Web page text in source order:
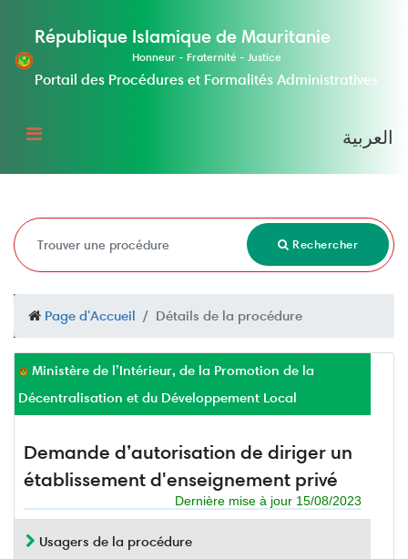
République Islamique de Mauritanie
Honneur - Fraternité - Justice
Portail des Procédures et Formalités Administratives
العربية
Rechercher
Page d'Accueil Détails de la procédure
Ministère de l’Intérieur, de la Promotion de la
Décentralisation et du Développement Local
Demande d’autorisation de diriger un
établissement d'enseignement privé
Dernière mise à jour 15/08/2023
Usagers de la procédure